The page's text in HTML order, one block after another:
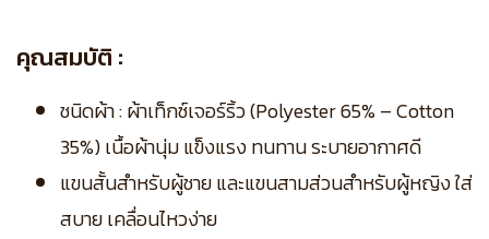
คุณสมบัติ :
ชนิดผ้า : ผ้าเท็กซ์เจอร์ริ้ว (Polyester 65% – Cotton
35%) เนื้อผ้านุ่ม แข็งแรง ทนทาน ระบายอากาศดี
แขนสั้นสำหรับผู้ชาย และแขนสามส่วนสำหรับผู้หญิง ใส่
สบาย เคลื่อนไหวง่าย